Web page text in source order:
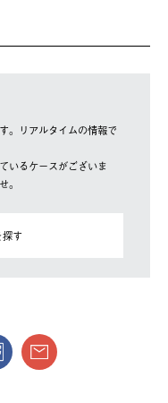
。リアルタイムの情報で
いるケースがございま
。
す